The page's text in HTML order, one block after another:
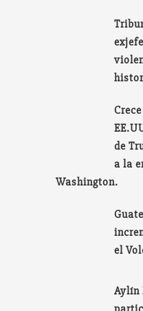
de
a la
Washington.
el
Aylín